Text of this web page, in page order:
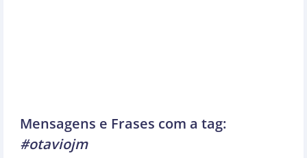
Mensagens e Frases com a tag:
#otaviojm